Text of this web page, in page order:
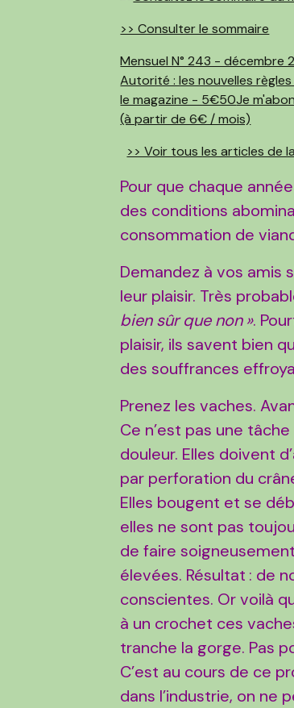
>> Consulter le sommaire
Mensuel N° 243 - décembre
Autorité : les nouvelles
le magazine - 5€50Je
(à partir de 6€ / mois)
>> Voir tous les articles de
Pour que chaque
des conditions
consommation de
Demandez à vos amis
leur plaisir. Très
bien sûr que non ».
plaisir, ils savent bien
des souffrances
Prenez les vaches.
Ce n’est pas une
douleur. Elles doivent
par perforation du
Elles bougent et se
elles ne sont pas
de faire
élevées. Résultat : de
conscientes. Or voilà
à un crochet ces
tranche la gorge. Pas
C’est au cours de ce
dans l’industrie, on ne